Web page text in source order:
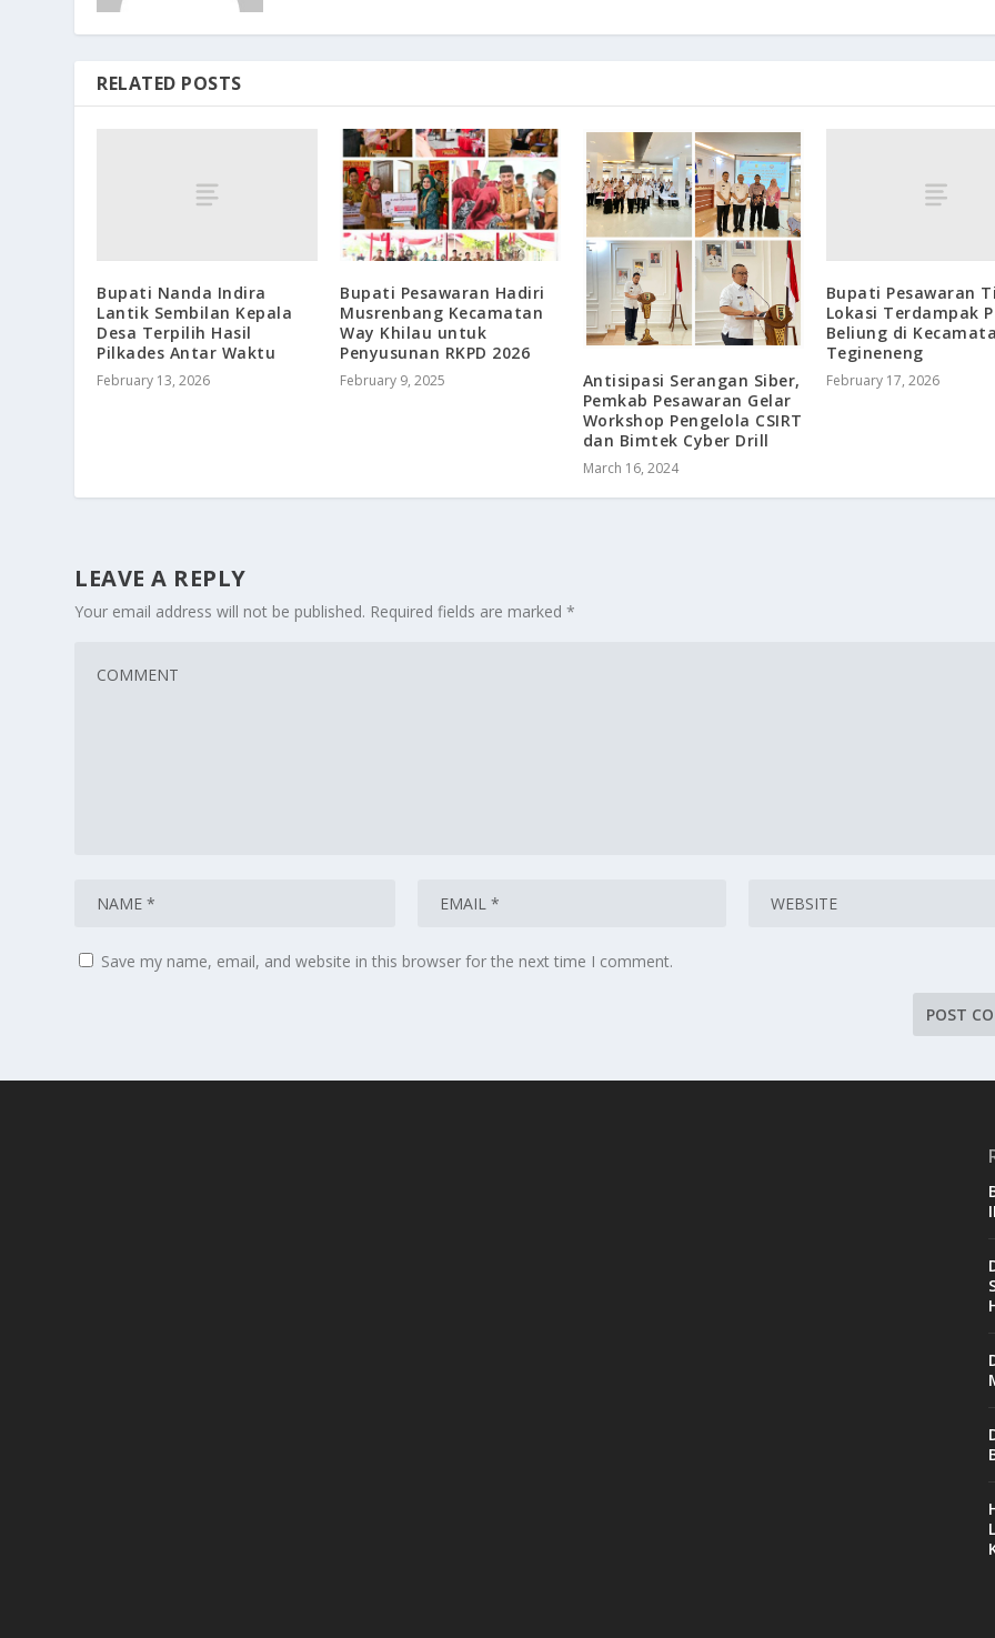
RELATED POSTS
Bupati Nanda Indira
Lantik Sembilan Kepala
Desa Terpilih Hasil
Pilkades Antar Waktu
February 13, 2026
Bupati Pesawaran Hadiri
Musrenbang Kecamatan
Way Khilau untuk
Penyusunan RKPD 2026
February 9, 2025
Antisipasi Serangan Siber,
Pemkab Pesawaran Gelar
Workshop Pengelola CSIRT
dan Bimtek Cyber Drill
March 16, 2024
Bupati Pesawaran
Lokasi Terdampak
Beliung di
Tegineneng
February 17, 2026
LEAVE A REPLY
Your email address will not be published. Required fields are marked*
Save my name, email, and website in this browser for the next time I comment.